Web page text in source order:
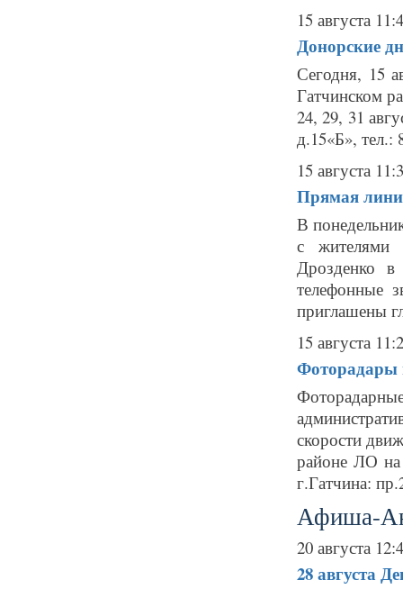
15 августа
Донорские
Сегодня, 15
Гатчинском
24, 29, 31
д.15«Б»,
15 августа
Прямая
В
с жителями
Дрозденко
телефонные
приглашены
15 августа
Фоторадары
скорости
районе ЛО на
г.Гатчина:
Афиша-
20 августа
28 августа